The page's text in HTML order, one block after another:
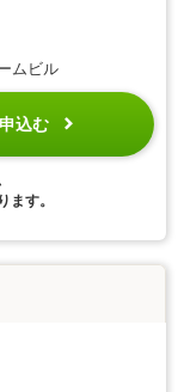
ムビル
込む
ます。